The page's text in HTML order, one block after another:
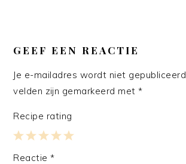
INTERACTIES
GEEF EEN REACTIE
Je e-mailadres wordt niet gepubliceerd.
velden zijn gemarkeerd met*
Recipe rating
4
3
2
1
Reactie*